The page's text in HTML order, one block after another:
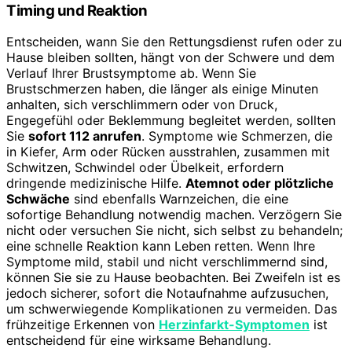
Timing und Reaktion
Entscheiden, wann Sie den Rettungsdienst rufen oder zu
Hause bleiben sollten, hängt von der Schwere und dem
Verlauf Ihrer Brustsymptome ab. Wenn Sie
Brustschmerzen haben, die länger als einige Minuten
anhalten, sich verschlimmern oder von Druck,
Engegefühl oder Beklemmung begleitet werden, sollten
Sie sofort 112 anrufen. Symptome wie Schmerzen, die
in Kiefer, Arm oder Rücken ausstrahlen, zusammen mit
Schwitzen, Schwindel oder Übelkeit, erfordern
dringende medizinische Hilfe. Atemnot oder plötzliche
Schwäche sind ebenfalls Warnzeichen, die eine
sofortige Behandlung notwendig machen. Verzögern Sie
nicht oder versuchen Sie nicht, sich selbst zu behandeln;
eine schnelle Reaktion kann Leben retten. Wenn Ihre
Symptome mild, stabil und nicht verschlimmernd sind,
können Sie sie zu Hause beobachten. Bei Zweifeln ist es
jedoch sicherer, sofort die Notaufnahme aufzusuchen,
um schwerwiegende Komplikationen zu vermeiden. Das
frühzeitige Erkennen von Herzinfarkt-Symptomen ist
entscheidend für eine wirksame Behandlung.